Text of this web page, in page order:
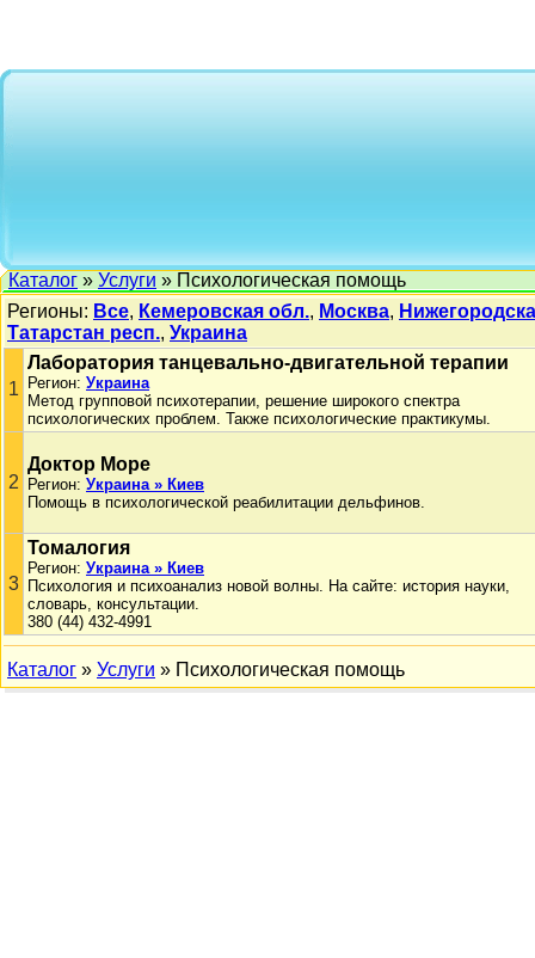
Каталог » Услуги » Психологическая помощь
Регионы: Все, Кемеровская обл., Москва,
Татарстан респ., Украина
1
Лаборатория танцевально-двигательной терапии
Регион: Украина
Метод групповой психотерапии, решение широкого спектра
психологических проблем. Также психологические практикумы.
2
Доктор Море
Регион: Украина » Киев
Помощь в психологической реабилитации дельфинов.
3
Томалогия
Регион: Украина » Киев
Психология и психоанализ новой волны. На сайте: история науки,
словарь, консультации.
380 (44) 432-4991
Каталог » Услуги » Психологическая помощь